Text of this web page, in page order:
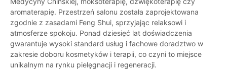
aromaterapię. Przestrzeń salonu została zaprojektowana
zgodnie z zasadami Feng Shui, sprzyjając relaksowi i
atmosferze spokoju. Ponad dziesięć lat doświadczenia
gwarantuje wysoki standard usług i fachowe doradztwo w
zakresie doboru kosmetyków i terapii, co czyni to miejsce
unikalnym na rynku pielęgnacji i regeneracji.